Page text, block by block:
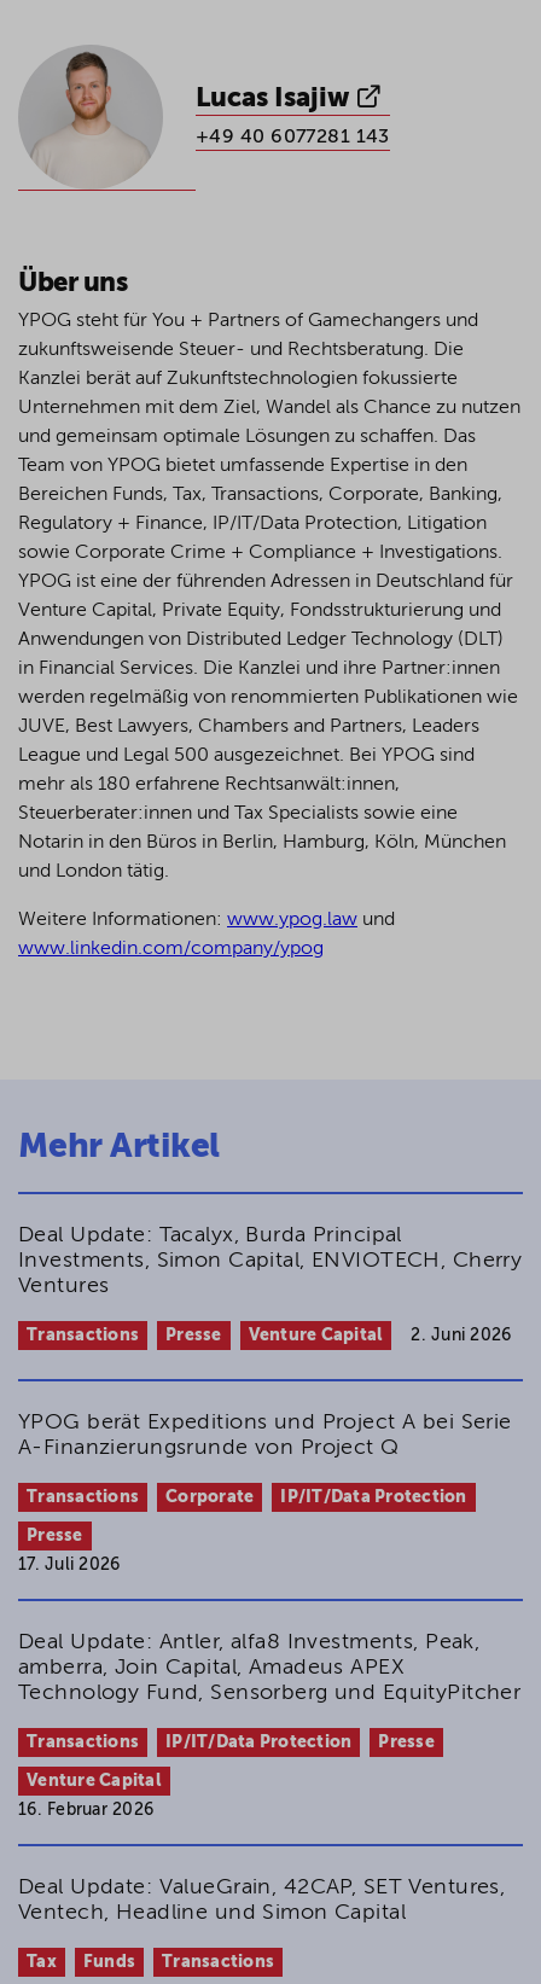
Lucas Isajiw
+49 40 6077281 143
Über uns
YPOG steht für You + Partners of Gamechangers und
zukunftsweisende Steuer- und Rechtsberatung. Die
Kanzlei berät auf Zukunftstechnologien fokussierte
Unternehmen mit dem Ziel, Wandel als Chance zu nutzen
und gemeinsam optimale Lösungen zu schaffen. Das
Team von YPOG bietet umfassende Expertise in den
Bereichen Funds, Tax, Transactions, Corporate, Banking,
Regulatory + Finance, IP/IT/Data Protection, Litigation
sowie Corporate Crime + Compliance + Investigations.
YPOG ist eine der führenden Adressen in Deutschland für
Venture Capital, Private Equity, Fondsstrukturierung und
Anwendungen von Distributed Ledger Technology (DLT)
in Financial Services. Die Kanzlei und ihre Partner:innen
werden regelmäßig von renommierten Publikationen wie
JUVE, Best Lawyers, Chambers and Partners, Leaders
League und Legal 500 ausgezeichnet. Bei YPOG sind
mehr als 180 erfahrene Rechtsanwält:innen,
Steuerberater:innen und Tax Specialists sowie eine
Notarin in den Büros in Berlin, Hamburg, Köln, München
und London tätig.
Weitere Informationen: www.ypog.law und
www.linkedin.com/company/ypog
Mehr Artikel
Deal Update: Tacalyx, Burda Principal
Investments, Simon Capital, ENVIOTECH, Cherry
Ventures
Transactions Presse Venture Capital 2. Juni 2026
YPOG berät Expeditions und Project A bei Serie
A-Finanzierungsrunde von Project Q
Transactions Corporate IP/IT/Data Protection
Presse
17. Juli 2026
Deal Update: Antler, alfa8 Investments, Peak,
amberra, Join Capital, Amadeus APEX
Technology Fund, Sensorberg und EquityPitcher
Transactions IP/IT/Data Protection Presse
Venture Capital
16. Februar 2026
Deal Update: ValueGrain, 42CAP, SET Ventures,
Ventech, Headline und Simon Capital
Tax Funds Transactions